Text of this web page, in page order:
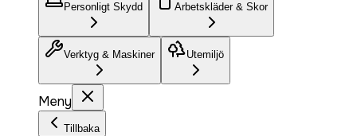
Personligt Skydd Arbetskläder & Skor
Verktyg & Maskiner Utemiljö
Meny
Tillbaka